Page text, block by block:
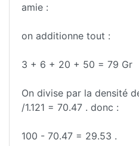
amie :
on additionne tout :
3 + 6 + 20 + 50 = 79 Gr
On divise par la densité
/1.121 = 70.47 . donc :
100 - 70.47 = 29.53 .